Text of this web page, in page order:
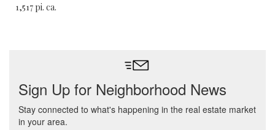
1,517 pi. ca.